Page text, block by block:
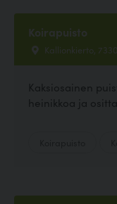
Koirapuisto
Kallionkierto,
Kaksiosainen
heinikkoa ja